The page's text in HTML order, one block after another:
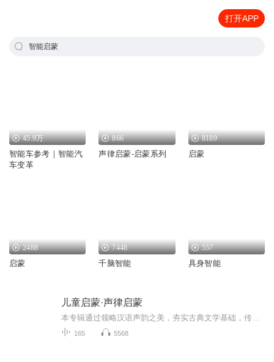
打开APP
智能启蒙
45.9万
智能车参考｜智能汽
车变革
866
声律启蒙-启蒙系列
8189
启蒙
2488
启蒙
7448
千脑智能
557
具身智能
儿童启蒙·声律启蒙
165 5568